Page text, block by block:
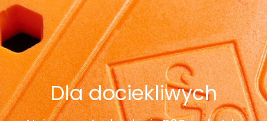
Dla dociekliwych